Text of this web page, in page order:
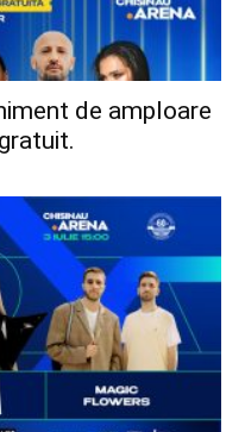
de amploare